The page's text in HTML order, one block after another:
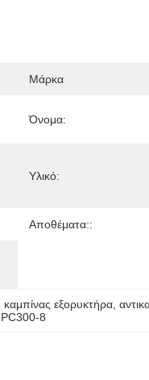
Μάρκα
Όνομα:
Υλικό:
Αποθέματα::
εξορυκτήρα ,
8